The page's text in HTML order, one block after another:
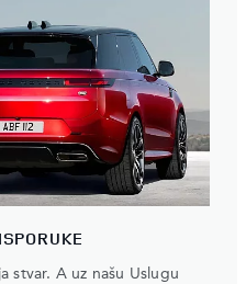
stvar. A uz našu Uslugu